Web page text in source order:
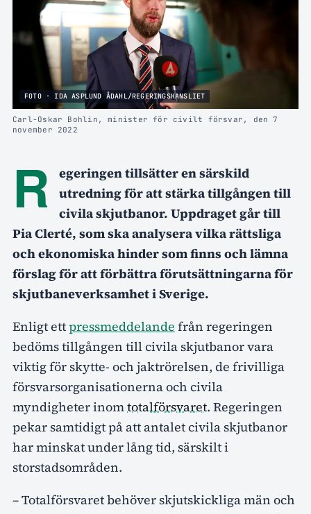
FOTO · IDA ASPLUND ÅDAHL/REGERINGSKANSLIET
Carl-Oskar Bohlin, minister för civilt försvar, den 7
november 2022
R
egeringen tillsätter en särskild
utredning för att stärka tillgången till
civila skjutbanor. Uppdraget går till
Pia Clerté, som ska analysera vilka rättsliga
och ekonomiska hinder som finns och lämna
förslag för att förbättra förutsättningarna för
skjutbaneverksamhet i Sverige.
Enligt ettpressmeddelande från regeringen
bedöms tillgången till civila skjutbanor vara
viktig för skytte- och jaktrörelsen, de frivilliga
försvarsorganisationerna och civila
myndigheter inomtotalförsvaret. Regeringen
pekar samtidigt på att antalet civila skjutbanor
har minskat under lång tid, särskilt i
storstadsområden.
– Totalförsvaret behöver skjutskickliga män och